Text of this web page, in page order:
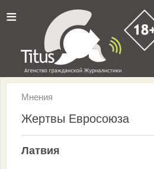
≡
Мнения
Жертвы Евросоюза
Латвия